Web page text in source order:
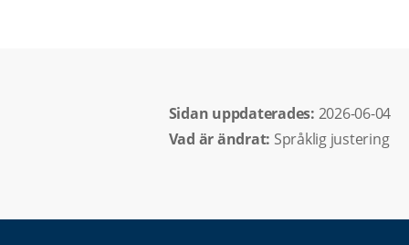
Sidan uppdaterades: 2026-06-04
Vad är ändrat: Språklig justering